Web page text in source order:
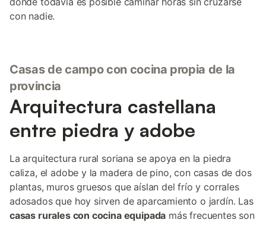
con nadie.
Casas de campo con cocina propia de la
provincia
Arquitectura castellana
entre piedra y adobe
La arquitectura rural soriana se apoya en la piedra
caliza, el adobe y la madera de pino, con casas de dos
plantas, muros gruesos que aíslan del frío y corrales
adosados que hoy sirven de aparcamiento o jardín. Las
casas rurales con cocina equipada más frecuentes son